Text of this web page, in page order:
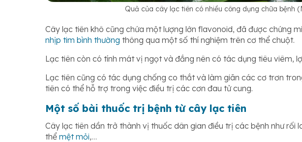
Quả của cây lạc tiên có nhiều công dụng chữa bệnh
Cây lạc tiên khô cũng chứa một lượng lớn flavonoid, đã được chứng
nhịp tim bình thường thông qua một số thí nghiệm trên cơ thể chuột.
Lạc tiên còn có tính mát vị ngọt và đắng nên có tác dụng tiêu viêm,
Lạc tiên cũng có tác dụng chống co thắt và làm giãn các cơ trơn
tiên có thể hỗ trợ trong việc điều trị các cơn đau tử cung.
Một số bài thuốc trị bệnh từ cây lạc tiên
Cây lạc tiên dần trở thành vị thuốc dân gian điều trị các bệnh như rối
thể mệt mỏi,…